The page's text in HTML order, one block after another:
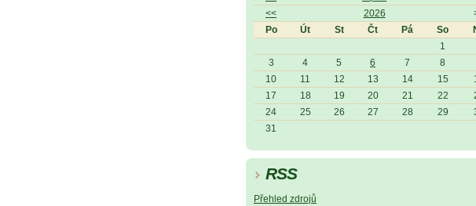
<<
2026
Po
Út St Čt Pá So
1
3
4 5 6 7 8
10
11 12 13 14 15
17
18 19 20 21 22
24
25 26 27 28 29
31
RSS
Přehled zdrojů